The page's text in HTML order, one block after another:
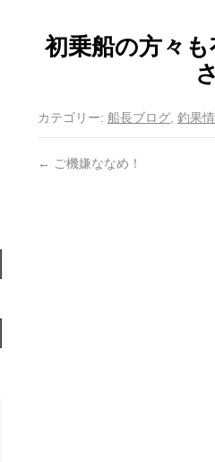
初乗船の方々
カテゴリー: 船長ブログ 釣果
← ご機嫌ななめ！